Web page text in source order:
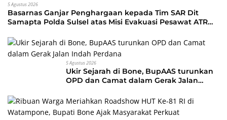
5 Agustus 2026
Basarnas Ganjar Penghargaan kepada Tim SAR Dit
Samapta Polda Sulsel atas Misi Evakuasi Pesawat ATR
5 Agustus 2026
Ukir Sejarah di Bone, BupAAS turunkan
OPD dan Camat dalam Gerak Jalan